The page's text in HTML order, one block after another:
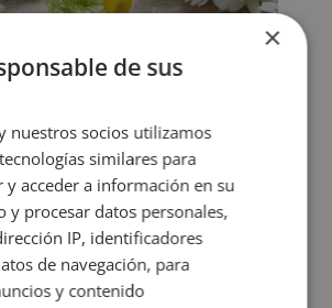
doctor naturopata y cómo
Terapias Naturales
naturopata? es una de las
comunes entre quienes buscan
salud más integrales; en este blog
cómo trabaja este/la profesional y
×
de sus
nuestros socios utilizamos
similares para
y acceder a información en su
y procesar datos personales,
IP, identificadores
de navegación, para
y contenido